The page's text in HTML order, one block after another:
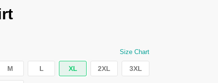
Size Chart
M L XL 2XL 3XL